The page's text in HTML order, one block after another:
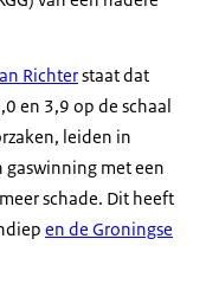
Richterstaat dat
en 3,9 op de schaal
leiden in
gaswinning met een
schade. Dit heeft
en de Groningse